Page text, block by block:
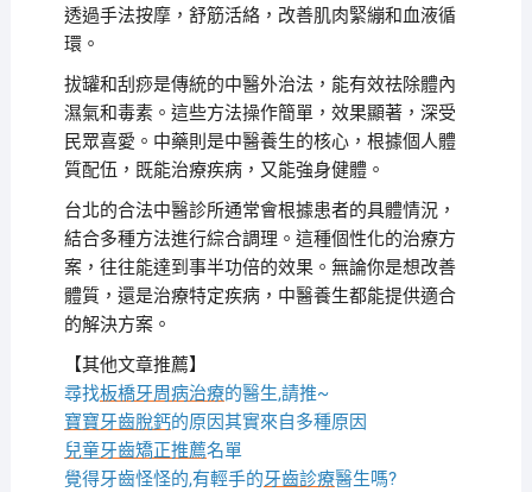
透過手法按摩，舒筋活絡，改善肌肉緊繃和血液循
環。
拔罐和刮痧是傳統的中醫外治法，能有效祛除體內
濕氣和毒素。這些方法操作簡單，效果顯著，深受
民眾喜愛。中藥則是中醫養生的核心，根據個人體
質配伍，既能治療疾病，又能強身健體。
台北的合法中醫診所通常會根據患者的具體情況，
結合多種方法進行綜合調理。這種個性化的治療方
案，往往能達到事半功倍的效果。無論你是想改善
體質，還是治療特定疾病，中醫養生都能提供適合
的解決方案。
【其他文章推薦】
尋找板橋牙周病治療的醫生,請推~
寶寶牙齒脫鈣的原因其實來自多種原因
兒童牙齒矯正推薦名單
覺得牙齒怪怪的,有輕手的牙齒診療醫生嗎?